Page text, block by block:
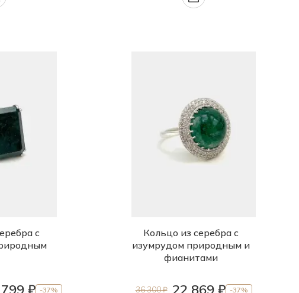
с
₽ -37%
Кольцо из серебра с
изумрудом природным и
фианитами
36 300 ₽ 22 869 ₽ -37%